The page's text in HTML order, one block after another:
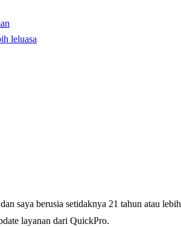
leluasa
saya berusia setidaknya 21 tahun atau lebih
layanan dari QuickPro.